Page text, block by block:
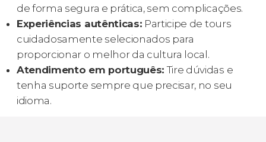
de forma segura e prática, sem complicações.
Experiências autênticas: Participe de tours
cuidadosamente selecionados para
proporcionar o melhor da cultura local.
Atendimento em português: Tire dúvidas e
tenha suporte sempre que precisar, no seu
idioma.